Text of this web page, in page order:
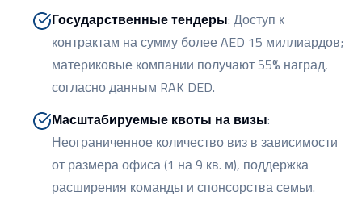
Государственные тендеры:Доступ к
контрактам на сумму более AED 15 миллиардов;
материковые компании получают 55% наград,
согласно данным RAK DED.
Масштабируемые квоты на визы:
Неограниченное количество виз в зависимости
от размера офиса (1 на 9 кв. м), поддержка
расширения команды и спонсорства семьи.